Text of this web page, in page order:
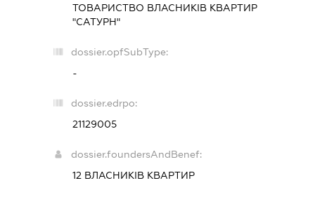
ТОВАРИСТВО ВЛАСНИКІВ КВАРТИР
"САТУРН"
dossier.opfSubType:
-
dossier.edrpo:
21129005
dossier.foundersAndBenef:
12 ВЛАСНИКІВ КВАРТИР